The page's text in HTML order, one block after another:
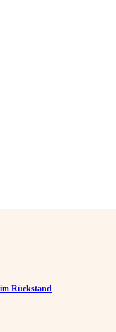
Rückstand